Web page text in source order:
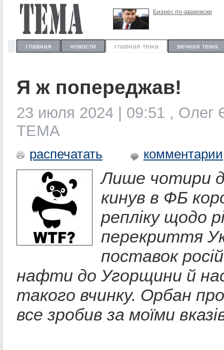
Бизнес по-аваковски
главная новости главная тема вечная тема
Я ж попереджав!
23 июля 2024 | 09:51 , Олег
ТЕМА
распечатать комментарии
Лише чотири
кинув в ФБ
репліку щодо
перекриття
поставок
нафти до Угорщини й
такого вчинку. Орбан
все зробив за моїми